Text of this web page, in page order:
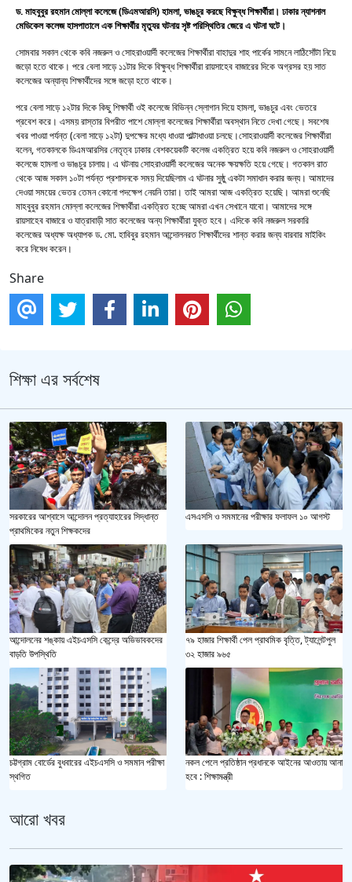
ড. মাহবুবুর রহমান মোল্লা কলেজে (ডিএমআরসি) হামলা, ভাঙচুর করছে বিক্ষুব্ধ শিক্ষার্থীরা। ঢাকার ন্যাশনাল
মেডিকেল কলেজ হাসপাতালে এক শিক্ষার্থীর মৃত্যুর ঘটনায় সৃষ্ট পরিস্থিতির জেরে এ ঘটনা ঘটে।
সোমবার সকাল থেকে কবি নজরুল ও সোহরাওয়ার্দী কলেজের শিক্ষার্থীরা বাহাদুর শাহ পার্কের সামনে লাঠিসোঁটা নিয়ে
জড়ো হতে থাকে। পরে বেলা সাড়ে ১১টার দিকে বিক্ষুব্ধ শিক্ষার্থীরা রায়সাহেব বাজারের দিকে অগ্রসর হয় সাত
কলেজের অন্যান্য শিক্ষার্থীদের সঙ্গে জড়ো হতে থাকে।
পরে বেলা সাড়ে ১২টার দিকে কিছু শিক্ষার্থী ওই কলেজে বিভিন্ন স্লোগান দিয়ে হামলা, ভাঙচুর এবং ভেতরে
প্রবেশ করে। এসময় রাস্তার বিপরীত পাশে মোল্লা কলেজের শিক্ষার্থীরা অবস্থান নিতে দেখা গেছে। সবশেষ
খবর পাওয়া পর্যন্ত (বেলা সাড়ে ১২টা) দুপক্ষের মধ্যে ধাওয়া পাল্টাধাওয়া চলছে।সোহরাওয়ার্দী কলেজের শিক্ষার্থীরা
বলেন, গতকালকে ডিএমআরসির নেতৃত্ব ঢাকার বেশকয়েকটি কলেজ একত্রিত হয়ে কবি নজরুল ও সোহরাওয়ার্দী
কলেজে হামলা ও ভাঙচুর চালায়। এ ঘটনায় সোহরাওয়ার্দী কলেজের অনেক ক্ষয়ক্ষতি হয়ে গেছে। গতকাল রাত
থেকে আজ সকাল ১০টা পর্যন্ত প্রশাসনকে সময় দিয়েছিলাম এ ঘটনার সুষ্ঠু একটা সমাধান করার জন্য। আমাদের
দেওয়া সময়ের ভেতর তেমন কোনো পদক্ষেপ নেয়নি তারা। তাই আমরা আজ একত্রিত হয়েছি। আমরা শুনেছি
মাহবুবুর রহমান মোল্লা কলেজের শিক্ষার্থীরা একত্রিত হচ্ছে আমরা এখন সেখানে যাবো। আমাদের সঙ্গে
রায়সাহেব বাজারে ও যাত্রাবাড়ী সাত কলেজের অন্য শিক্ষার্থীরা যুক্ত হবে। এদিকে কবি নজরুল সরকারি
কলেজের অধ্যক্ষ অধ্যাপক ড. মো. হাবিবুর রহমান আন্দোলনরত শিক্ষার্থীদের শান্ত করার জন্য বারবার মাইকিং
করে নিষেধ করেন।
Share
শিক্ষা এর সর্বশেষ
সরকারের আশ্বাসে আন্দোলন প্রত্যাহারের সিদ্ধান্ত
প্রাথমিকের নতুন শিক্ষকদের
এসএসসি ও সমমানের পরীক্ষার ফলাফল ১০ আগস্ট
আন্দোলনের শঙ্কায় এইচএসসি কেন্দ্রে অভিভাবকদের
বাড়তি উপস্থিতি
৭৯ হাজার শিক্ষার্থী পেল প্রাথমিক বৃত্তি, ট্যালেন্টপুল
৩২ হাজার ৯৬৫
চট্টগ্রাম বোর্ডের বুধবারের এইচএসসি ও সমমান পরীক্ষা
স্থগিত
নকল পেলে প্রতিষ্ঠান প্রধানকে আইনের আওতায় আনা
হবে : শিক্ষামন্ত্রী
আরো খবর